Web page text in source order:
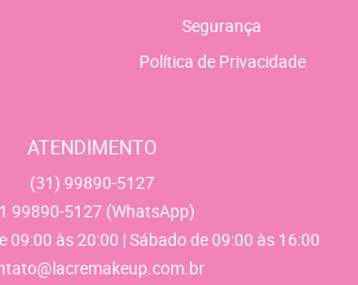
Segurança
Política de Privacidade
ATENDIMENTO
(31) 99890-5127
99890-5127 (WhatsApp)
09:00 às 20:00 | Sábado de 09:00 às 16:00